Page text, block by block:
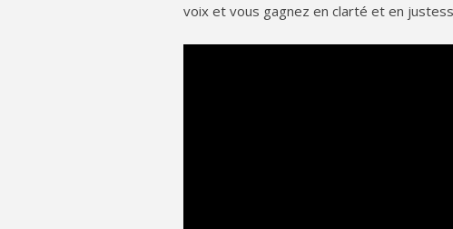
voix et vous gagnez en clarté et en